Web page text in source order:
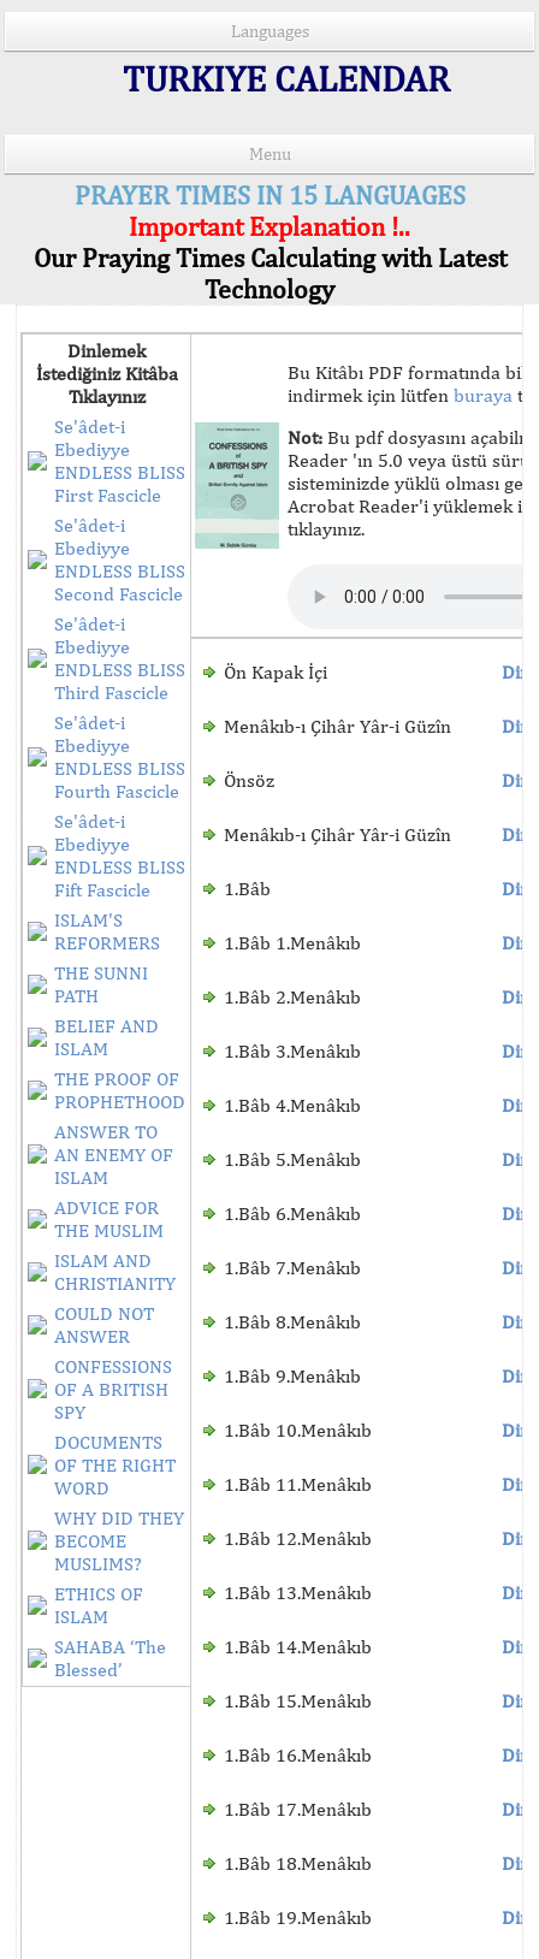
Languages
TURKIYE CALENDAR
Menu
PRAYER TIMES IN 15 LANGUAGES
Important Explanation !..
Our Praying Times Calculating with Latest
Technology
Dinlemek
İstediğiniz Kitâba
Tıklayınız
Se'âdet-i
Ebediyye
ENDLESS BLISS
First Fascicle
Se'âdet-i
Ebediyye
ENDLESS BLISS
Second Fascicle
Se'âdet-i
Ebediyye
ENDLESS BLISS
Third Fascicle
Se'âdet-i
Ebediyye
ENDLESS BLISS
Fourth Fascicle
Se'âdet-i
Ebediyye
ENDLESS BLISS
Fift Fascicle
ISLAM'S
REFORMERS
THE SUNNI
PATH
BELIEF AND
ISLAM
THE PROOF OF
PROPHETHOOD
ANSWER TO
AN ENEMY OF
ISLAM
ADVICE FOR
THE MUSLIM
ISLAM AND
CHRISTIANITY
COULD NOT
ANSWER
CONFESSIONS
OF A BRITISH
SPY
DOCUMENTS
OF THE RIGHT
WORD
WHY DID THEY
BECOME
MUSLIMS?
ETHICS OF
ISLAM
SAHABA ‘The
Blessed’
Bu Kitâbı PDF formatında
indirmek için lütfen buraya
Not: Bu pdf dosyasını
Reader 'ın 5.0 veya üstü
sisteminizde yüklü olması
Acrobat Reader'i yüklemek
tıklayınız.
Ön Kapak İçi
Menâkıb-ı Çihâr Yâr-i Güzîn
Önsöz
Menâkıb-ı Çihâr Yâr-i Güzîn
1.Bâb
1.Bâb 1.Menâkıb
1.Bâb 2.Menâkıb
1.Bâb 3.Menâkıb
1.Bâb 4.Menâkıb
1.Bâb 5.Menâkıb
1.Bâb 6.Menâkıb
1.Bâb 7.Menâkıb
1.Bâb 8.Menâkıb
1.Bâb 9.Menâkıb
1.Bâb 10.Menâkıb
1.Bâb 11.Menâkıb
1.Bâb 12.Menâkıb
1.Bâb 13.Menâkıb
1.Bâb 14.Menâkıb
1.Bâb 15.Menâkıb
1.Bâb 16.Menâkıb
1.Bâb 17.Menâkıb
1.Bâb 18.Menâkıb
1.Bâb 19.Menâkıb